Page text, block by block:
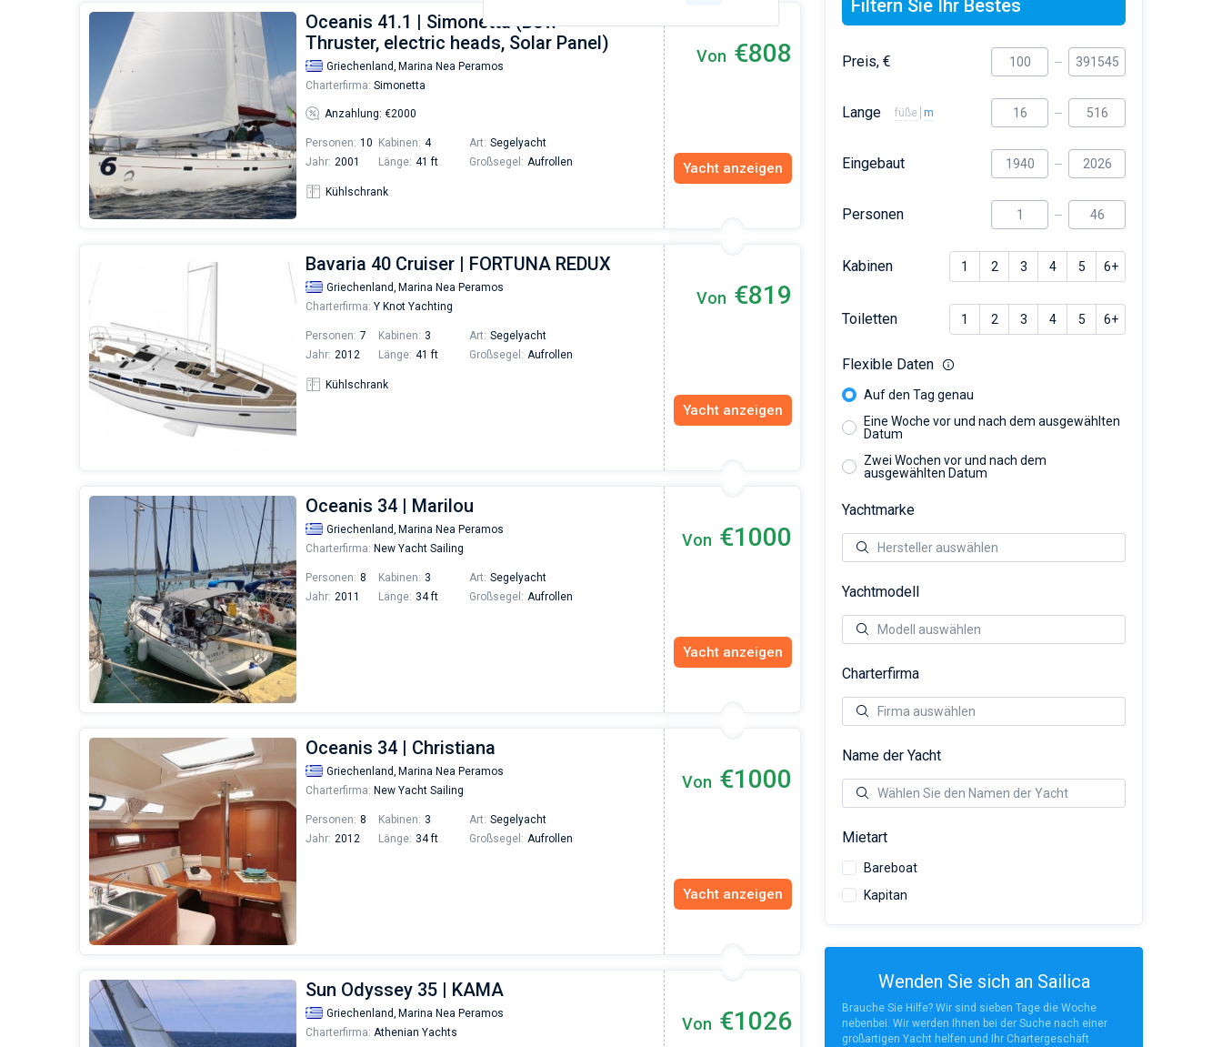
Oceanis 41.1 | Simonetta (Bow
Thruster, electric heads, Solar Panel)
Griechenland, Marina Nea Peramos
Charterfirma: Simonetta
Anzahlung: €2000
Personen: 10 Kabinen: 4 Art: Segelyacht
Jahr: 2001 Länge: 41 ft Großsegel: Aufrollen
Kühlschrank
Von €808
Yacht anzeigen
Bavaria 40 Cruiser | FORTUNA REDUX
Griechenland, Marina Nea Peramos
Charterfirma: Y Knot Yachting
Personen: 7 Kabinen: 3 Art: Segelyacht
Jahr: 2012 Länge: 41 ft Großsegel: Aufrollen
Kühlschrank
Von €819
Yacht anzeigen
Oceanis 34 | Marilou
Griechenland, Marina Nea Peramos
Charterfirma: New Yacht Sailing
Personen: 8 Kabinen: 3 Art: Segelyacht
Jahr: 2011 Länge: 34 ft Großsegel: Aufrollen
Von €1000
Yacht anzeigen
Oceanis 34 | Christiana
Griechenland, Marina Nea Peramos
Charterfirma: New Yacht Sailing
Personen: 8 Kabinen: 3 Art: Segelyacht
Jahr: 2012 Länge: 34 ft Großsegel: Aufrollen
Von €1000
Yacht anzeigen
Sun Odyssey 35 | KAMA
Griechenland, Marina Nea Peramos
Charterfirma: Athenian Yachts Von €1026
Filtern Sie Ihr Bestes
Preis, €
Lange füße m
Eingebaut
Personen
Kabinen 1 2 3 4 5 6+
Toiletten 1 2 3 4 5 6+
Flexible Daten
Auf den Tag genau
Eine Woche vor und nach dem ausgewählten
Datum
Zwei Wochen vor und nach dem
ausgewählten Datum
Yachtmarke
Yachtmodell
Charterfirma
Name der Yacht
Mietart
Bareboat
Kapitan
Wenden Sie sich an Sailica
Brauche Sie Hilfe? Wir sind sieben Tage die Woche
nebenbei. Wir werden Ihnen bei der Suche nach einer
großartigen Yacht helfen und Ihr Chartergeschäft